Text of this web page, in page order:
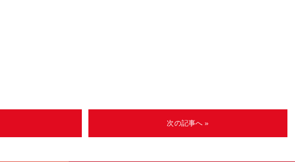
次の記事へ »